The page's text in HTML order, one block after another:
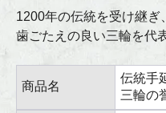
1200年の伝統を受け継ぎ
歯ごたえの良い三輪を代
商品名
伝統手
三輪の